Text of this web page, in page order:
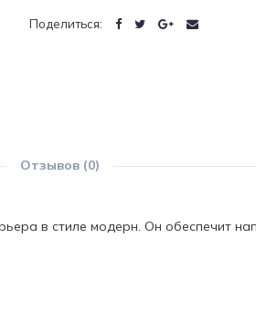
Поделиться:
Отзывов (0)
в стиле модерн. Он обеспечит